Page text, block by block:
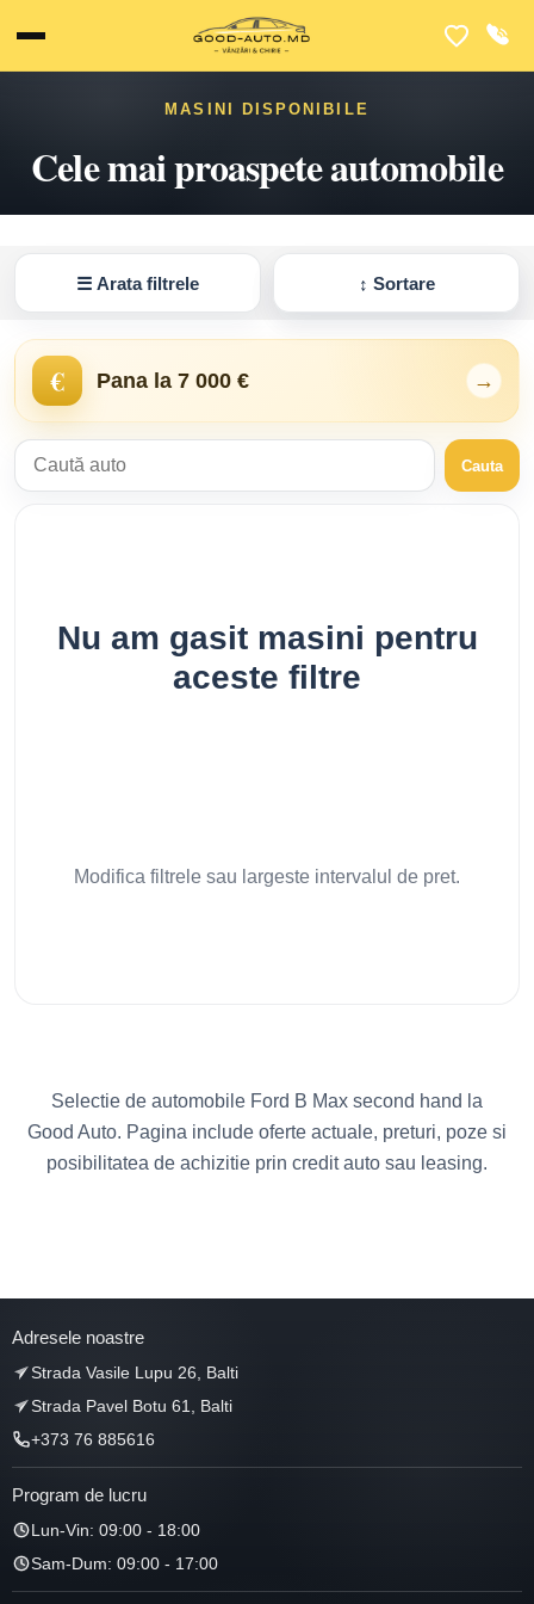
MASINI DISPONIBILE
Cele mai proaspete automobile
☰ Arata filtrele ↕ Sortare
€ Pana la 7 000 € →
Cauta
Nu am gasit masini pentru
aceste filtre
Modifica filtrele sau largeste intervalul de pret.
Selectie de automobile Ford B Max second hand la
Good Auto. Pagina include oferte actuale, preturi, poze si
posibilitatea de achizitie prin credit auto sau leasing.
Adresele noastre
Strada Vasile Lupu 26, Balti
Strada Pavel Botu 61, Balti
+373 76 885616
Program de lucru
Lun-Vin: 09:00 - 18:00
Sam-Dum: 09:00 - 17:00